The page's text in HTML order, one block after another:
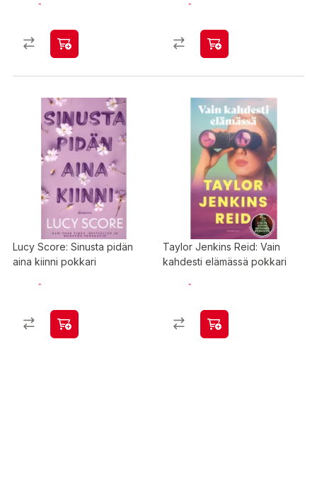
Lucy Score: Sinusta pidän
aina kiinni pokkari
Taylor Jenkins Reid: Vain
kahdesti elämässä pokkari